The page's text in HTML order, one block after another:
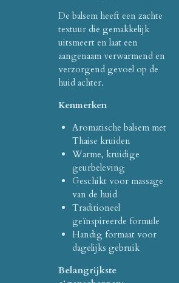
De balsem heeft een zachte
textuur die gemakkelijk
uitsmeert en laat een
aangenaam verwarmend en
verzorgend gevoel op de
huid achter.
Kenmerken
Aromatische balsem met
Thaise kruiden
Warme, kruidige
geurbeleving
Geschikt voor massage
van de huid
Traditioneel
geïnspireerde formule
Handig formaat voor
dagelijks gebruik
Belangrijkste